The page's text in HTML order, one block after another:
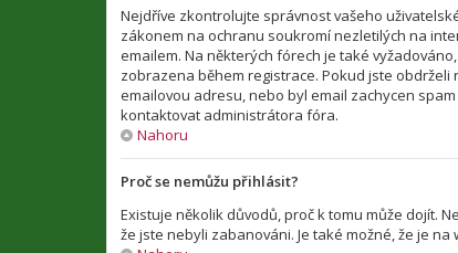
Nejdříve zkontrolujte správnost vašeho
zákonem na ochranu soukromí nezletilých na
emailem. Na některých fórech je také
zobrazena během registrace. Pokud jste
emailovou adresu, nebo byl email zachycen
kontaktovat administrátora fóra.
Nahoru
Proč se nemůžu přihlásit?
Existuje několik důvodů, proč k tomu může dojít.
že jste nebyli zabanováni. Je také možné, že je